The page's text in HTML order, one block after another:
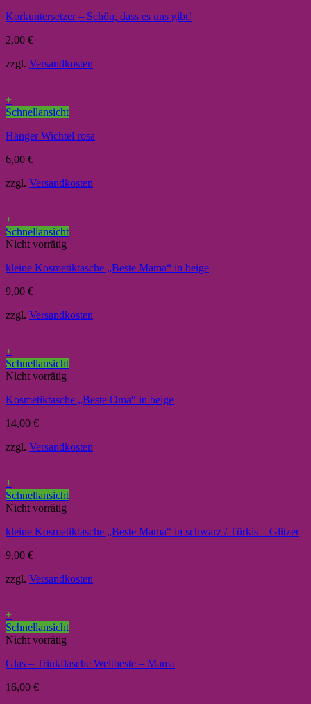
Korkuntersetzer – Schön, dass es uns gibt!
2,00 €
zzgl. Versandkosten
+
Schnellansicht
Hänger Wichtel rosa
6,00 €
zzgl. Versandkosten
+
Schnellansicht
Nicht vorrätig
kleine Kosmetiktasche „Beste Mama“ in beige
9,00 €
zzgl. Versandkosten
+
Schnellansicht
Nicht vorrätig
Kosmetiktasche „Beste Oma“ in beige
14,00 €
zzgl. Versandkosten
+
Schnellansicht
Nicht vorrätig
kleine Kosmetiktasche „Beste Mama“ in schwarz / Türkis – Glitzer
9,00 €
zzgl. Versandkosten
+
Schnellansicht
Nicht vorrätig
Glas – Trinkflasche Weltbeste – Mama
16,00 €